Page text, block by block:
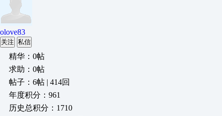
olove83
关注 私信
精华：0帖
求助：0帖
帖子：6帖 | 414回
年度积分：961
历史总积分：1710